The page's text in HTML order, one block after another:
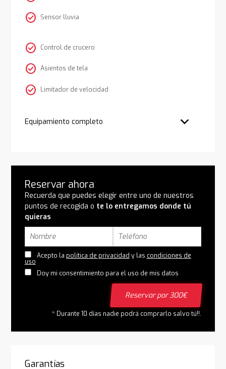
check_circle Sensor lluvia
check_circle Control de crucero
check_circle Asientos de tela
check_circle Limitador de velocidad
Equipamiento completo
Reservar ahora
Recuerda que puedes elegir entre uno de nuestros
puntos de recogida o te lo entregamos donde tú
quieras
Acepto la política de privacidad y las condiciones de
uso
Doy mi consentimiento para el uso de mis datos
Reservar por 300€
* Durante 10 días nadie podrá comprarlo salvo tú!!.
Garantías